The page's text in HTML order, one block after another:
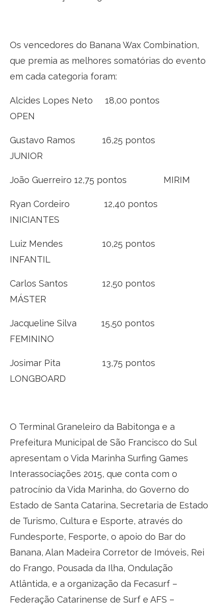
Os vencedores do Banana Wax Combination,
que premia as melhores somatórias do evento
em cada categoria foram:
Alcides Lopes Neto 18,00 pontos
OPEN
Gustavo Ramos 16,25 pontos
JUNIOR
João Guerreiro 12,75 pontos MIRIM
Ryan Cordeiro 12,40 pontos
INICIANTES
Luiz Mendes 10,25 pontos
INFANTIL
Carlos Santos 12,50 pontos
MÁSTER
Jacqueline Silva 15,50 pontos
FEMININO
Josimar Pita 13,75 pontos
LONGBOARD
O Terminal Graneleiro da Babitonga e a
Prefeitura Municipal de São Francisco do Sul
apresentam o Vida Marinha Surfing Games
Interassociações 2015, que conta com o
patrocínio da Vida Marinha, do Governo do
Estado de Santa Catarina, Secretaria de Estado
de Turismo, Cultura e Esporte, através do
Fundesporte, Fesporte, o apoio do Bar do
Banana, Alan Madeira Corretor de Imóveis, Rei
do Frango, Pousada da Ilha, Ondulação
Atlântida, e a organização da Fecasurf –
Federação Catarinense de Surf e AFS –